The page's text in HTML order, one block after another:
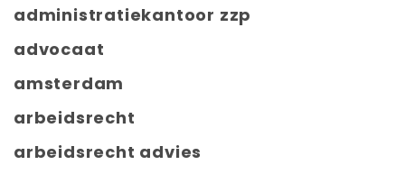
administratiekantoor zzp
advocaat
amsterdam
arbeidsrecht
arbeidsrecht advies